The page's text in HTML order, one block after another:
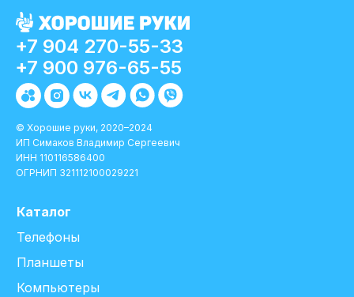
Каталог
Телефоны
Планшеты
Компьютеры
+7 904 270-55-33
© Хорошие руки, 2020–2024
ИП Симаков Владимир Сергеевич
ИНН 110116586400
ОГРНИП 321112100029221
+7 900 976-65-55